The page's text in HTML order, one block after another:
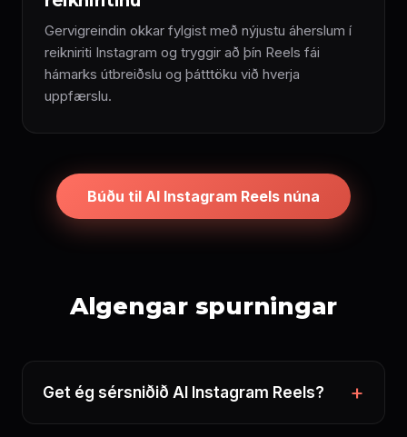
Gervigreindin okkar fylgist með nýjustu áherslum í
reikniriti Instagram og tryggir að þín Reels fái
hámarks útbreiðslu og þátttöku við hverja
uppfærslu.
Búðu til AI Instagram Reels núna
Algengar spurningar
Get ég sérsniðið AI Instagram Reels?